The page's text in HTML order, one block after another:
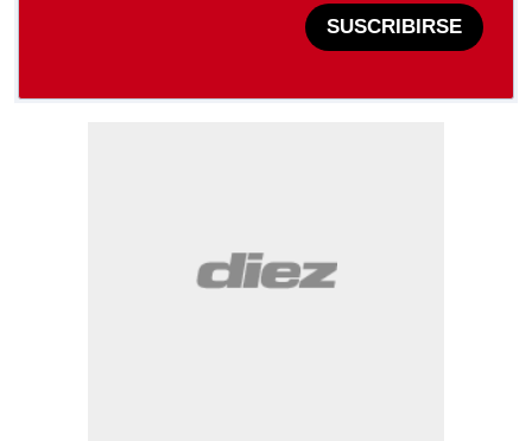
SUSCRIBIRSE